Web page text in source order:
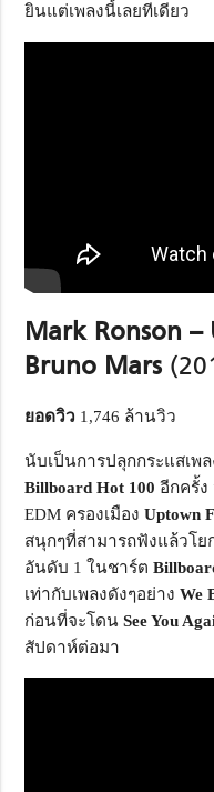
ยินแต่เพลงนี้เลยทีเดียว
Mark Ronson
Bruno Mars
ยอดวิว 1,746 ล้านวิว
นับเป็นการปลุกกระแสเพ
Billboard Hot 100 อีกครั้ง
EDM ครองเมืองUptown
สนุกๆที่สามารถฟังแล้วโ
อันดับ 1 ในชาร์ต
เท่ากับเพลงดังๆอย่างWe
ก่อนที่จะโดนSee You
สัปดาห์ต่อมา